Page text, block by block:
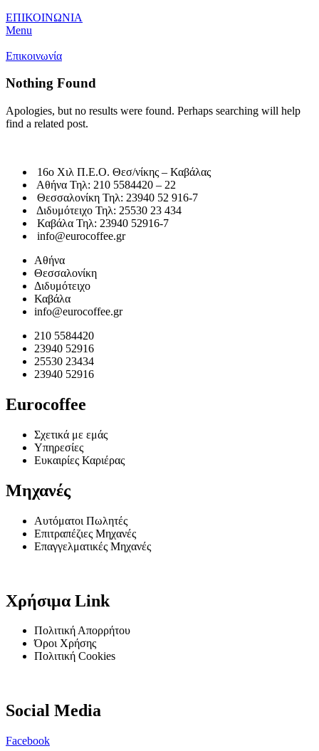
ΕΠΙΚΟΙΝΩΝΙΑ
Menu
Επικοινωνία
Nothing Found
Apologies, but no results were found. Perhaps searching will help
find a related post.
16o Χιλ Π.Ε.Ο. Θεσ/νίκης – Καβάλας
Αθήνα Τηλ: 210 5584420 – 22
Θεσσαλονίκη Τηλ: 23940 52 916-7
Διδυμότειχο Τηλ: 25530 23 434
Καβάλα Τηλ: 23940 52916-7
info@eurocoffee.gr
Αθήνα
Θεσσαλονίκη
Διδυμότειχο
Καβάλα
info@eurocoffee.gr
210 5584420
23940 52916
25530 23434
23940 52916
Eurocoffee
Σχετικά με εμάς
Υπηρεσίες
Ευκαιρίες Καριέρας
Μηχανές
Αυτόματοι Πωλητές
Επιτραπέζιες Μηχανές
Επαγγελματικές Μηχανές
Χρήσιμα Link
Πολιτική Απορρήτου
Όροι Χρήσης
Πολιτική Cookies
Social Media
Facebook